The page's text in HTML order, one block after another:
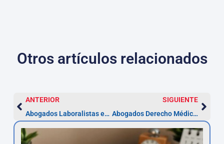
Otros artículos relacionados
ANTERIOR
Abogados Laboralistas en Alcorcón: impugna en 20 días
SIGUIENTE
Abogados Derecho Médico en Alcorcón – Plazos y reclamaciones